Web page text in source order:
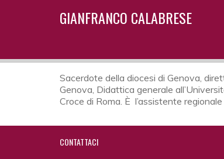
GIANFRANCO CALABRESE
Sacerdote della diocesi di Genova,
Genova, Didattica generale
Croce di Roma. È l’assistente
CONTATTACI